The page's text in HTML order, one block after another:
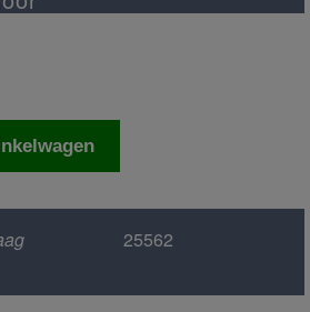
25562